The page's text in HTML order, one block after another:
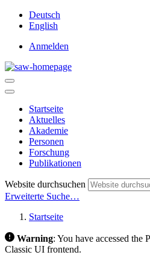
Deutsch
English
Anmelden
Startseite
Aktuelles
Akademie
Personen
Forschung
Publikationen
Website durchsuchen
Erweiterte Suche…
Startseite
Warning: You have accessed the
Classic UI frontend.